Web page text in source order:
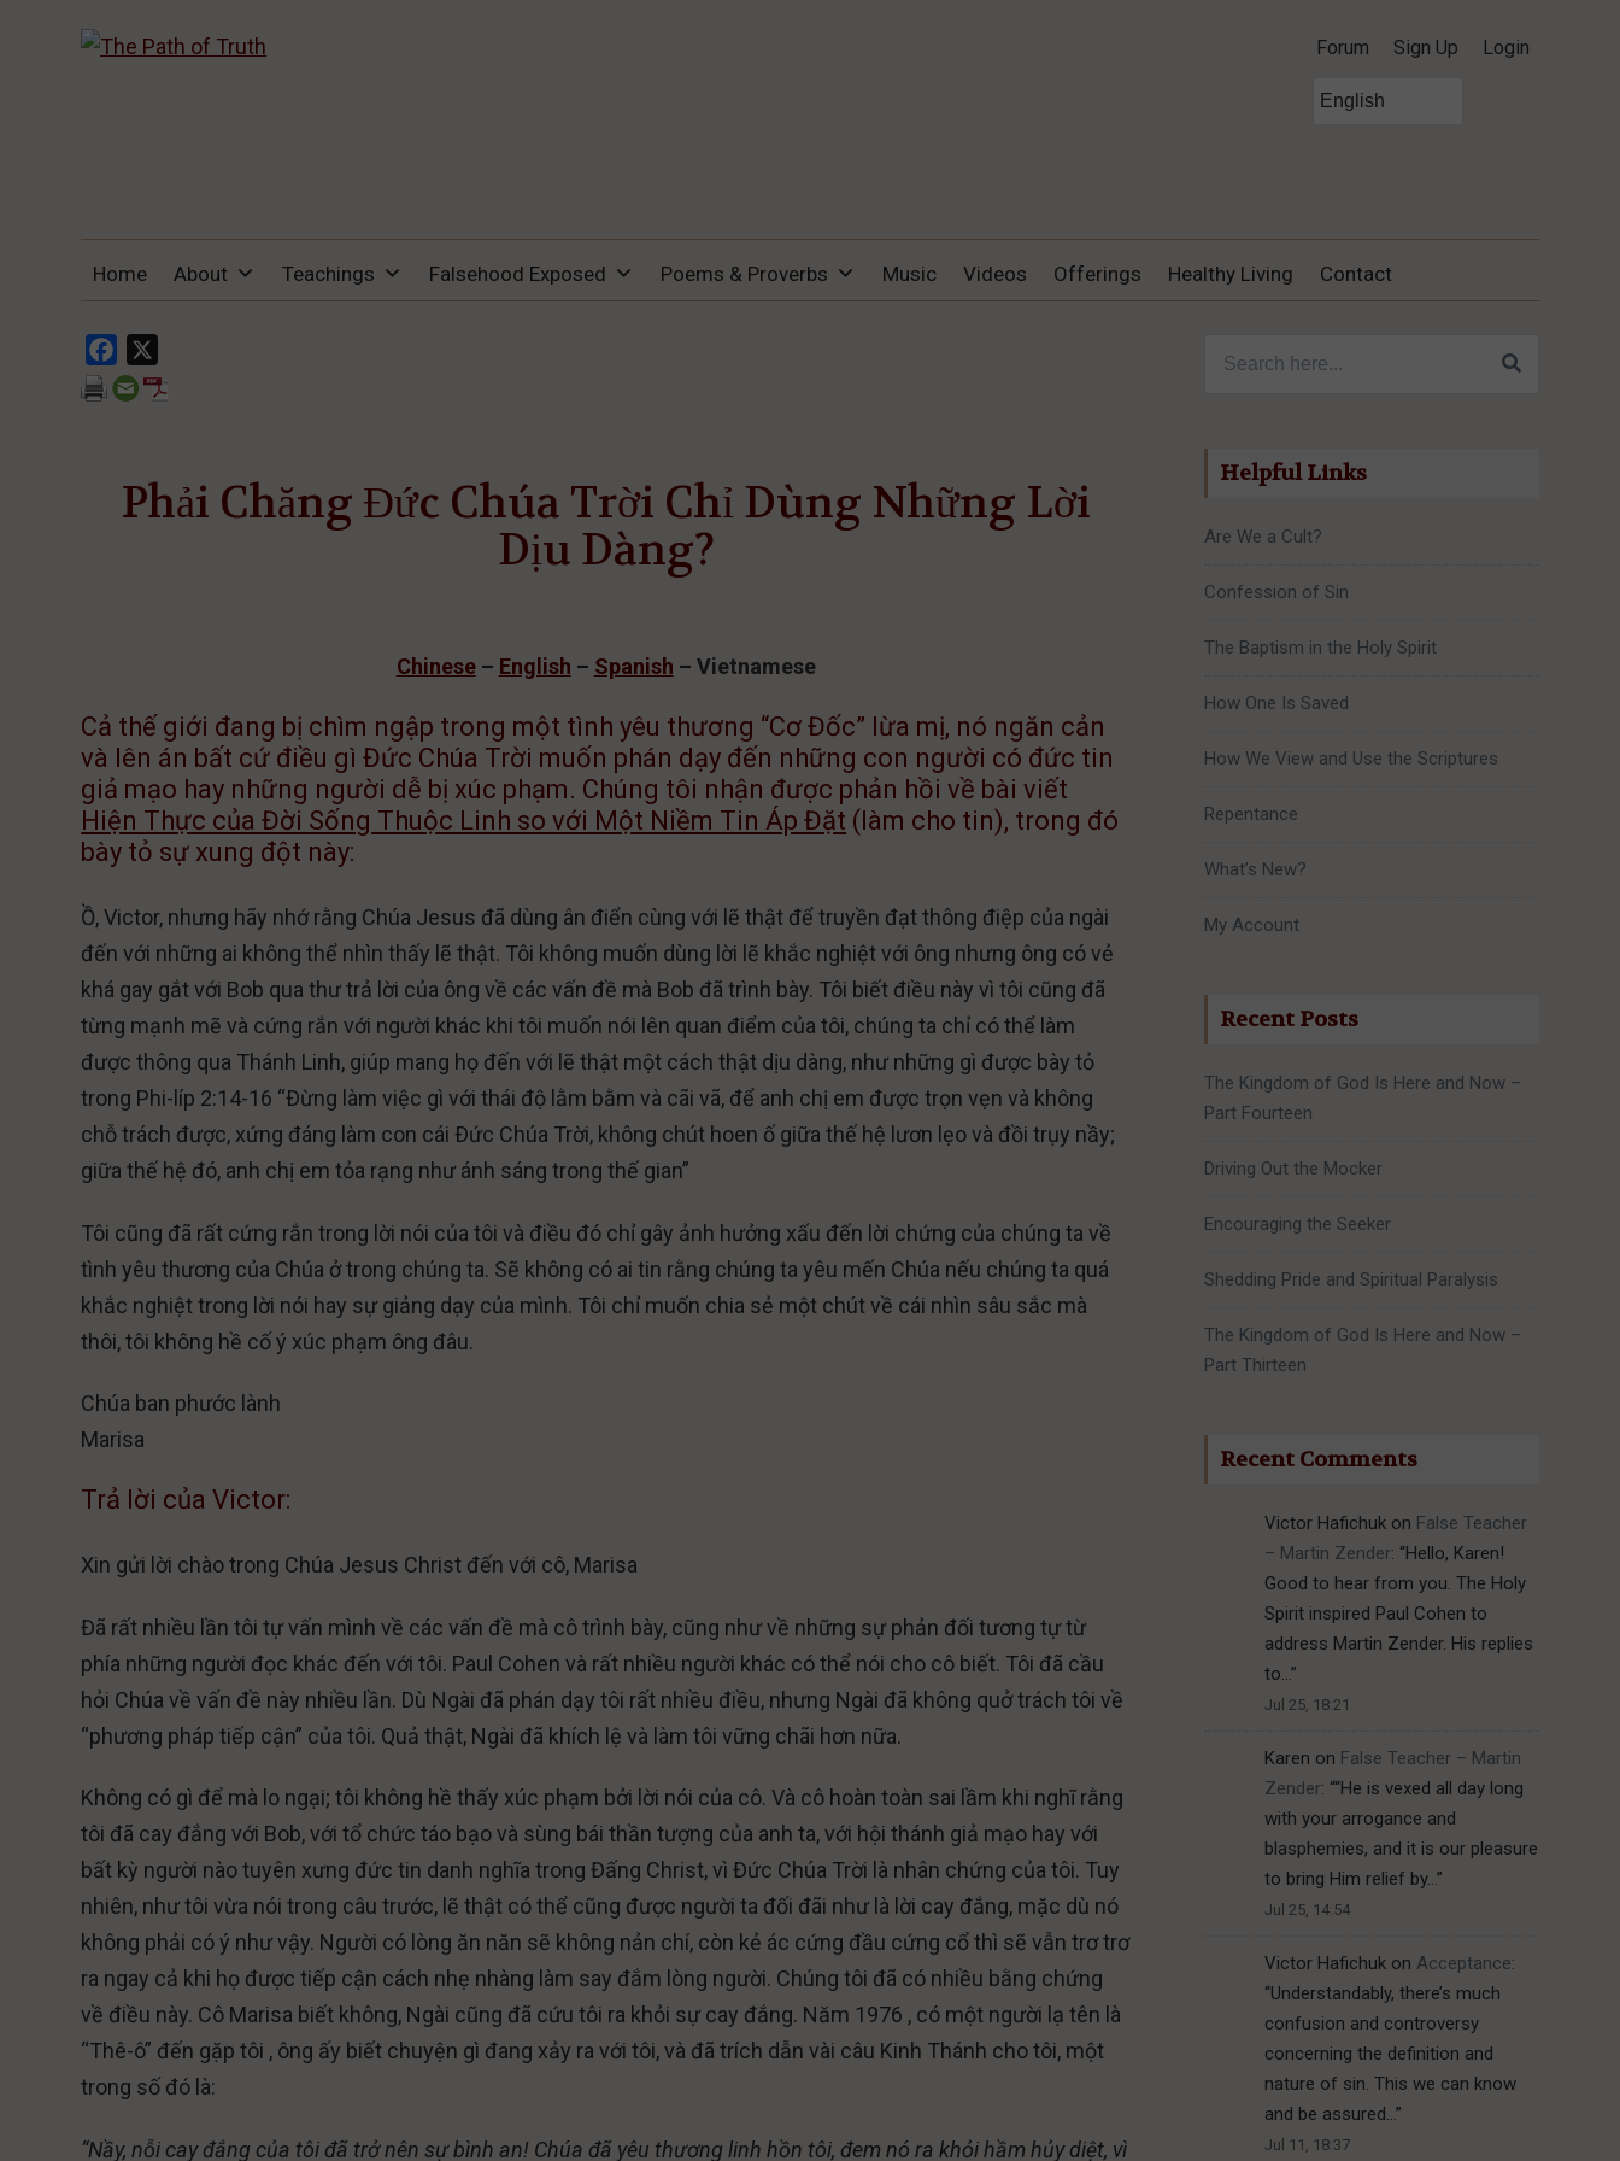
THE PATH OF TRUTH
ME, LET HIM DENY HIMSELF, TAKE UP
Forum Sign Up Login
Home About Teachings Falsehood Exposed Poems & Proverbs Music Videos Offerings Healthy Living Contact
Facebook
Phải Chăng Đức Chúa Trời Chỉ Dùng Những Lời
Dịu Dàng?
Chinese– English – Spanish – Vietnamese
Cả thế giới đang bị chìm ngập trong một tình yêu thương “Cơ Đốc” lừa mị, nó ngăn cản
và lên án bất cứ điều gì Đức Chúa Trời muốn phán dạy đến những con người có đức tin
giả mạo hay những người dễ bị xúc phạm. Chúng tôi nhận được phản hồi về bài viết
Hiện Thực của Đời Sống Thuộc Linh so với Một Niềm Tin Áp Đặt (làm cho tin), trong đó
bày tỏ sự xung đột này:
Ồ, Victor, nhưng hãy nhớ rằng Chúa Jesus đã dùng ân điển cùng với lẽ thật để truyền đạt thông điệp của ngài
đến với những ai không thể nhìn thấy lẽ thật. Tôi không muốn dùng lời lẽ khắc nghiệt với ông nhưng ông có vẻ
khá gay gắt với Bob qua thư trả lời của ông về các vấn đề mà Bob đã trình bày. Tôi biết điều này vì tôi cũng đã
từng mạnh mẽ và cứng rắn với người khác khi tôi muốn nói lên quan điểm của tôi, chúng ta chỉ có thể làm
được thông qua Thánh Linh, giúp mang họ đến với lẽ thật một cách thật dịu dàng, như những gì được bày tỏ
trong Phi-líp 2:14-16 “Ðừng làm việc gì với thái độ lằm bằm và cãi vã, để anh chị em được trọn vẹn và không
chỗ trách được, xứng đáng làm con cái Ðức Chúa Trời, không chút hoen ố giữa thế hệ lươn lẹo và đồi trụy nầy;
giữa thế hệ đó, anh chị em tỏa rạng như ánh sáng trong thế gian”
Tôi cũng đã rất cứng rắn trong lời nói của tôi và điều đó chỉ gây ảnh hưởng xấu đến lời chứng của chúng ta về
tình yêu thương của Chúa ở trong chúng ta. Sẽ không có ai tin rằng chúng ta yêu mến Chúa nếu chúng ta quá
khắc nghiệt trong lời nói hay sự giảng dạy của mình. Tôi chỉ muốn chia sẻ một chút về cái nhìn sâu sắc mà
thôi, tôi không hề cố ý xúc phạm ông đâu.
Chúa ban phước lành
Marisa
Trả lời của Victor:
Xin gửi lời chào trong Chúa Jesus Christ đến với cô, Marisa
Đã rất nhiều lần tôi tự vấn mình về các vấn đề mà cô trình bày, cũng như về những sự phản đối tương tự từ
phía những người đọc khác đến với tôi. Paul Cohen và rất nhiều người khác có thể nói cho cô biết. Tôi đã cầu
hỏi Chúa về vấn đề này nhiều lần. Dù Ngài đã phán dạy tôi rất nhiều điều, nhưng Ngài đã không quở trách tôi về
“phương pháp tiếp cận” của tôi. Quả thật, Ngài đã khích lệ và làm tôi vững chãi hơn nữa.
Không có gì để mà lo ngại; tôi không hề thấy xúc phạm bởi lời nói của cô. Và cô hoàn toàn sai lầm khi nghĩ rằng
tôi đã cay đắng với Bob, với tổ chức táo bạo và sùng bái thần tượng của anh ta, với hội thánh giả mạo hay với
bất kỳ người nào tuyên xưng đức tin danh nghĩa trong Đấng Christ, vì Đức Chúa Trời là nhân chứng của tôi. Tuy
nhiên, như tôi vừa nói trong câu trước, lẽ thật có thể cũng được người ta đối đãi như là lời cay đắng, mặc dù nó
không phải có ý như vậy. Người có lòng ăn năn sẽ không nản chí, còn kẻ ác cứng đầu cứng cổ thì sẽ vẫn trơ trơ
ra ngay cả khi họ được tiếp cận cách nhẹ nhàng làm say đắm lòng người. Chúng tôi đã có nhiều bằng chứng
về điều này. Cô Marisa biết không, Ngài cũng đã cứu tôi ra khỏi sự cay đắng. Năm 1976 , có một người lạ tên là
“Thê-ô” đến gặp tôi , ông ấy biết chuyện gì đang xảy ra với tôi, và đã trích dẫn vài câu Kinh Thánh cho tôi, một
trong số đó là:
“Nầy, nỗi cay đắng của tôi đã trở nên sự bình an! Chúa đã yêu thương linh hồn tôi, đem nó ra khỏi hầm hủy diệt, vì
Helpful Links
Are We a Cult?
Confession of Sin
The Baptism in the Holy Spirit
How One Is Saved
How We View and Use the Scriptures
Repentance
What’s New?
My Account
Recent Posts
The Kingdom of God Is Here and Now –
Part Fourteen
Driving Out the Mocker
Encouraging the Seeker
Shedding Pride and Spiritual Paralysis
The Kingdom of God Is Here and Now –
Part Thirteen
Recent Comments
Victor Hafichukon False Teacher
– Martin Zender: “Hello, Karen!
Good to hear from you. The Holy
Spirit inspired Paul Cohen to
address Martin Zender. His replies
to…”
Jul 25, 18:21
Karen on False Teacher – Martin
Zender: ““He is vexed all day long
with your arrogance and
blasphemies, and it is our pleasure
to bring Him relief by…”
Jul 25, 14:54
Victor Hafichukon Acceptance:
“Understandably, there’s much
confusion and controversy
concerning the definition and
nature of sin. This we can know
and be assured…”
Jul 11, 18:37